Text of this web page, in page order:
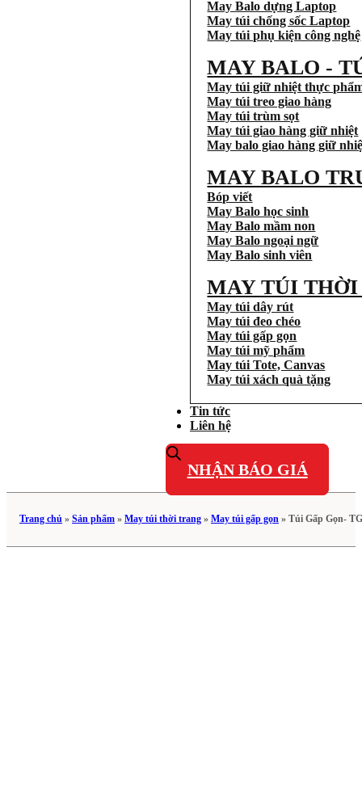
May Balo dựng Laptop
May túi chống sốc Laptop
May túi phụ kiện công nghệ
MAY BALO -
May túi giữ nhiệt thực
May túi treo giao hàng
May túi trùm sọt
May túi giao hàng giữ nhiệt
May balo giao hàng giữ
MAY BALO
Bóp viết
May Balo học sinh
May Balo mầm non
May Balo ngoại ngữ
May Balo sinh viên
MAY TÚI
May túi dây rút
May túi đeo chéo
May túi gấp gọn
May túi mỹ phẩm
May túi Tote, Canvas
May túi xách quà tặng
Tin tức
Liên hệ
NHẬN BÁO GIÁ
Trang chủ » Sản phẩm » May túi thời trang » May túi gấp gọn » Túi Gấp Gọn-